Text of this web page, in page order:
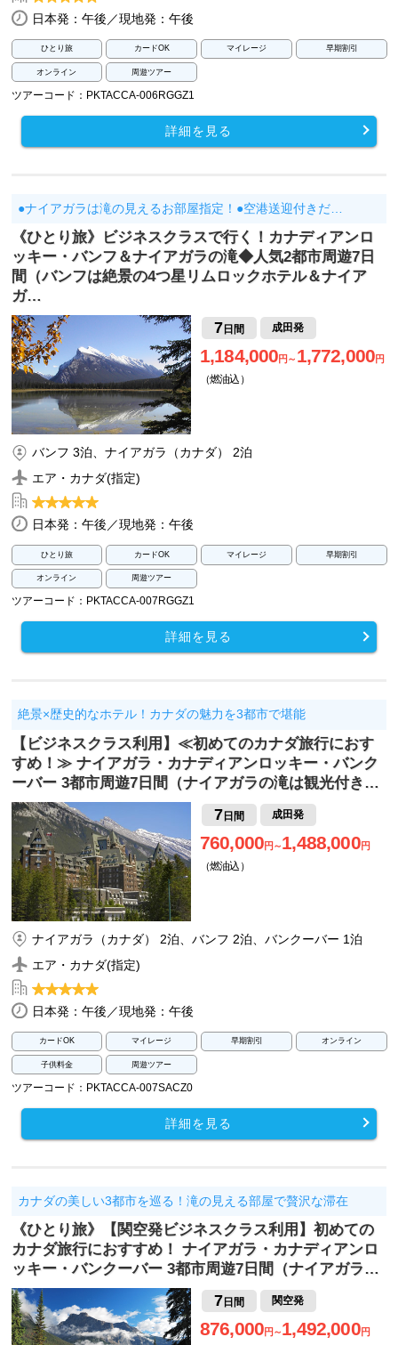
日本発：午後／現地発：午後
ひとり旅 カードOK マイレージ 早期割引
オンライン 周遊ツアー
ツアーコード：PKTACCA-006RGGZ1
詳細を見る
●ナイアガラは滝の見えるお部屋指定！●空港送迎付きだ…
《ひとり旅》ビジネスクラスで行く！カナディアンロ
ッキー・バンフ＆ナイアガラの滝◆人気2都市周遊7日
間（バンフは絶景の4つ星リムロックホテル＆ナイア
ガ…
7 日間 成田発
1,184,000円～ 1,772,000円
（燃油込）
バンフ 3泊、ナイアガラ（カナダ） 2泊
エア・カナダ(指定)
日本発：午後／現地発：午後
ひとり旅 カードOK マイレージ 早期割引
オンライン 周遊ツアー
ツアーコード：PKTACCA-007RGGZ1
詳細を見る
絶景×歴史的なホテル！カナダの魅力を3都市で堪能
【ビジネスクラス利用】≪初めてのカナダ旅行におす
すめ！≫ ナイアガラ・カナディアンロッキー・バンク
ーバー 3都市周遊7日間（ナイアガラの滝は観光付き…
7日間 成田発
760,000円～1,488,000円
（燃油込）
ナイアガラ（カナダ） 2泊、バンフ 2泊、バンクーバー 1泊
エア・カナダ(指定)
日本発：午後／現地発：午後
カードOK マイレージ 早期割引 オンライン
子供料金 周遊ツアー
ツアーコード：PKTACCA-007SACZ0
詳細を見る
カナダの美しい3都市を巡る！滝の見える部屋で贅沢な滞在
《ひとり旅》【関空発ビジネスクラス利用】初めての
カナダ旅行におすすめ！ ナイアガラ・カナディアンロ
ッキー・バンクーバー 3都市周遊7日間（ナイアガラ…
7 日間 関空発
876,000円～1,492,000円